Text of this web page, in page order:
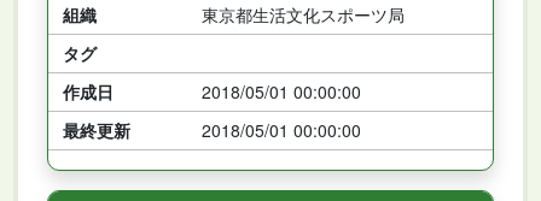
組織
東京都生活文化スポーツ局
タグ
作成日
2018/05/01 00:00:00
最終更新
2018/05/01 00:00:00